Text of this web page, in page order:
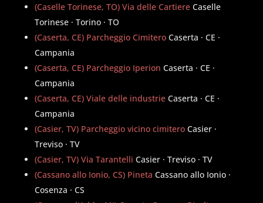
(Caselle Torinese, TO) Via delle Cartiere Caselle
Torinese · Torino · TO
(Caserta, CE) Parcheggio Cimitero Caserta · CE ·
Campania
(Caserta, CE) Parcheggio Iperion Caserta · CE ·
Campania
(Caserta, CE) Viale delle industrie Caserta · CE ·
Campania
(Casier, TV) Parcheggio vicino cimitero Casier ·
Treviso · TV
(Casier, TV) Via Tarantelli Casier · Treviso · TV
(Cassano allo Ionio, CS) Pineta Cassano allo Ionio ·
Cosenza · CS